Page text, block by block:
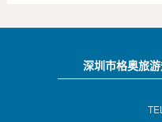
深圳市格奥旅